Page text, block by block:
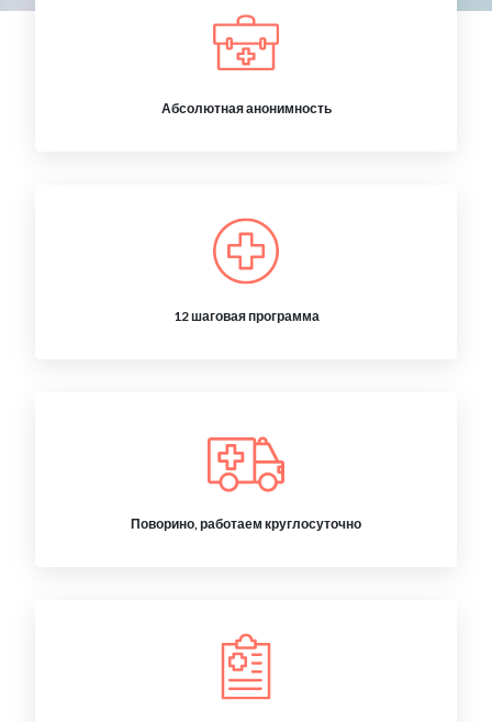
Абсолютная анонимность
12 шаговая программа
Поворино, работаем круглосуточно